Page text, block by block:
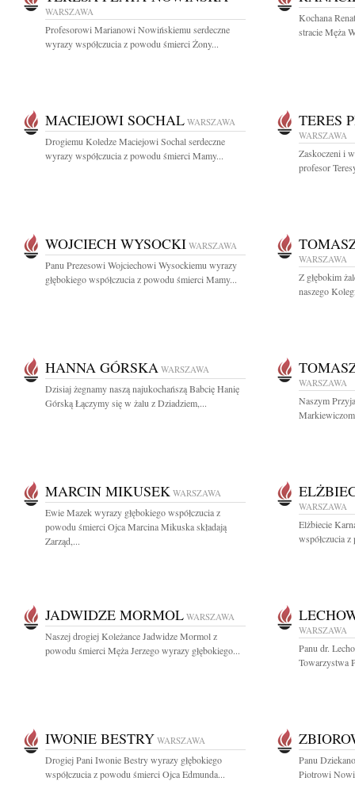
WARSZAWA
Profesorowi Marianowi Nowińskiemu serdeczne
wyrazy współczucia z powodu śmierci Żony...
Kochana
stracie Męża
MACIEJOWI SOCHAL WARSZAWA
Drogiemu Koledze Maciejowi Sochal serdeczne
wyrazy współczucia z powodu śmierci Mamy...
TERES
WARSZAWA
Zaskoczeni i
profesor
WOJCIECH WYSOCKI WARSZAWA
Panu Prezesowi Wojciechowi Wysockiemu wyrazy
głębokiego współczucia z powodu śmierci Mamy...
WARSZAWA
Z głębokim
naszego
HANNA GÓRSKA WARSZAWA
Dzisiaj żegnamy naszą najukochańszą Babcię Hanię
Górską Łączymy się w żalu z Dziadziem,...
WARSZAWA
Naszym
MARCIN MIKUSEK WARSZAWA
Ewie Mazek wyrazy głębokiego współczucia z
powodu śmierci Ojca Marcina Mikuska składają
Zarząd,...
WARSZAWA
Elżbiecie
współczucia
JADWIDZE MORMOL WARSZAWA
Naszej drogiej Koleżance Jadwidze Mormol z
powodu śmierci Męża Jerzego wyrazy głębokiego...
WARSZAWA
Panu dr.
Towarzystwa
IWONIE BESTRY WARSZAWA
Drogiej Pani Iwonie Bestry wyrazy głębokiego
współczucia z powodu śmierci Ojca Edmunda...
Panu
Piotrowi